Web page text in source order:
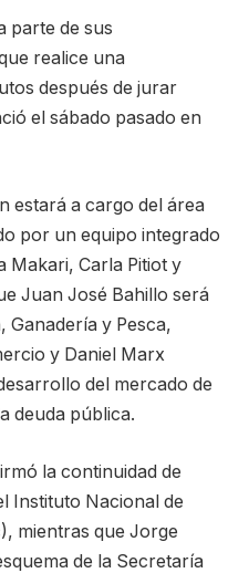
parte de sus
realice una
después de jurar
el sábado pasado en
estará a cargo del área
por un equipo integrado
Makari, Carla Pitiot y
Juan José Bahillo será
y Pesca,
y Daniel Marx
del mercado de
deuda pública.
la continuidad de
Instituto Nacional de
mientras que Jorge
de la Secretaría